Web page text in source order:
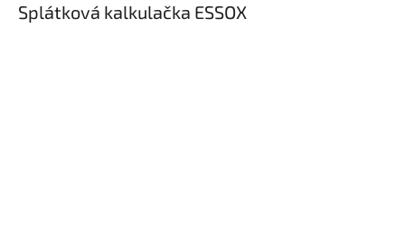
Splátková kalkulačka ESSOX